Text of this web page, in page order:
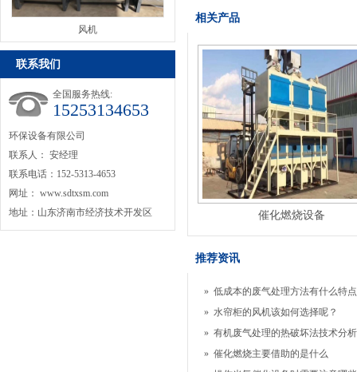
风机
联系我们
全国服务热线:
15253134653
环保设备有限公司
联系人： 安经理
联系电话：152-5313-4653
网址： www.sdtxsm.com
地址：山东济南市经济技术开发区
相关产品
催化燃烧设备
推荐资讯
» 低成本的废气处理方法有什么特点
» 水帘柜的风机该如何选择呢？
» 有机废气处理的热破坏法技术分析
» 催化燃烧主要借助的是什么